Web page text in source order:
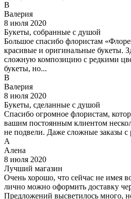
В
Валерия
8 июля 2020
Букеты, собранные с душой
Большое спасибо флористам
красивые и оригинальные букеты.
сложную композицию с редкими
букеты, но...
В
Валерия
8 июля 2020
Букеты, сделанные с душой
Спасибо огромное флористам,
вашим постоянным клиентом
не подвели. Даже сложные заказы
А
Алена
8 июля 2020
Лучший магазин
Очень хорошо, что сейчас не имея
лично можно оформить доставку
Предложений высветилось много,